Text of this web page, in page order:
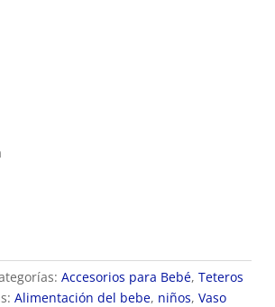
Accesorios para Bebé, Teteros
Alimentación del bebe, niños, Vaso